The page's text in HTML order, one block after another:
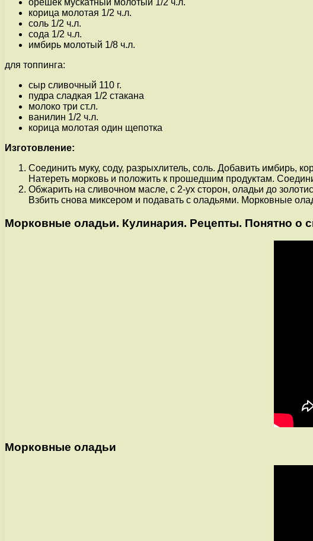
корица молотая 1/2 ч.л.
соль 1/2 ч.л.
сода 1/2 ч.л.
имбирь молотый 1/8 ч.л.
для топпинга:
сыр сливочный 110 г.
пудра сладкая 1/2 стакана
молоко три ст.л.
ванилин 1/2 ч.л.
корица молотая один щепотка
Изготовление:
Соединить муку, соду, разрыхлитель, соль. Добавить имбирь,
Натереть морковь и положить к прошедшим продуктам.
Обжарить на сливочном масле, с 2-ух сторон, оладьи до
Взбить снова миксером и подавать с оладьями. Морковные
Морковные оладьи. Кулинария. Рецепты. Понятно о
Морковные оладьи